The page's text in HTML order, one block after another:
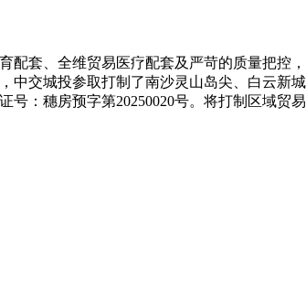
套、全维贸易医疗配套及严苛的质量把控
交城投参取打制了南沙灵山岛尖、白云新
：穗房预字第20250020号。将打制区域贸